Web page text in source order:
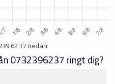
62 37nedan:
0732396237 ringt dig?